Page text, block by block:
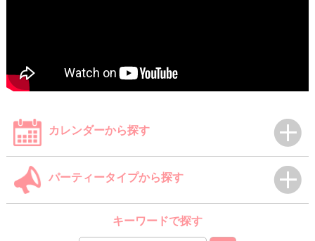
カレンダーから探す
パーティータイプから探す
キーワードで探す